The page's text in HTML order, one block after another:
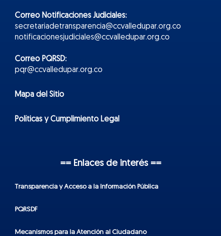
Correo Notificaciones Judiciales:
secretariadetransparencia@ccvalledupar.org.co
notificacionesjudiciales@ccvalledupar.org.co
Correo PQRSD:
pqr@ccvalledupar.org.co
Mapa del Sitio
Políticas y Cumplimiento Legal
== Enlaces de interés ==
Transparencia y Acceso a la Información Pública
PQRSDF
Mecanismos para la Atención al Ciudadano